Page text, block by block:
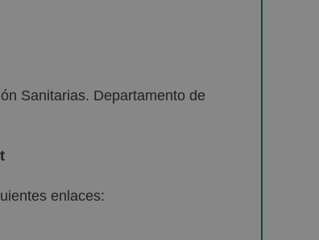
Sanitarias. Departamento de
enlaces: